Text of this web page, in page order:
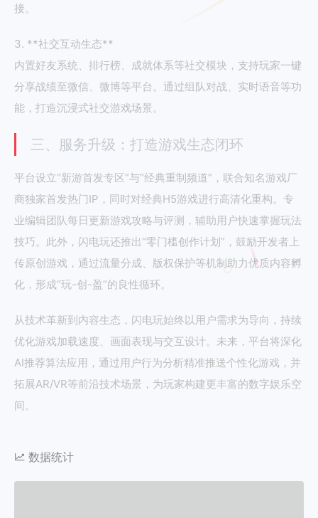
接。
3. **社交互动生态**
内置好友系统、排行榜、成就体系等社交模块，支持玩家一键
分享战绩至微信、微博等平台。通过组队对战、实时语音等功
能，打造沉浸式社交游戏场景。
三、服务升级：打造游戏生态闭环
平台设立“新游首发专区”与“经典重制频道”，联合知名游戏厂
商独家首发热门IP，同时对经典H5游戏进行高清化重构。专
业编辑团队每日更新游戏攻略与评测，辅助用户快速掌握玩法
技巧。此外，闪电玩还推出“零门槛创作计划”，鼓励开发者上
传原创游戏，通过流量分成、版权保护等机制助力优质内容孵
化，形成“玩-创-盈”的良性循环。
从技术革新到内容生态，闪电玩始终以用户需求为导向，持续
优化游戏加载速度、画面表现与交互设计。未来，平台将深化
AI推荐算法应用，通过用户行为分析精准推送个性化游戏，并
拓展AR/VR等前沿技术场景，为玩家构建更丰富的数字娱乐空
间。
数据统计